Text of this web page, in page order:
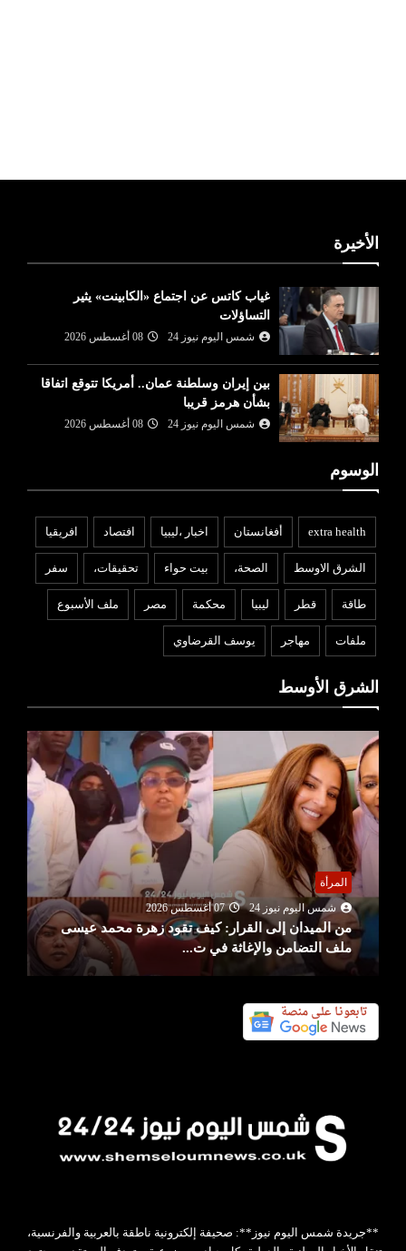
الأخيرة
غياب كاتس عن اجتماع «الكابينت» يثير
التساؤلات
شمس اليوم نيوز 24 08 أغسطس 2026
بين إيران وسلطنة عمان.. أمريكا تتوقع اتفاقا
بشأن هرمز قريبا
شمس اليوم نيوز 24 08 أغسطس 2026
الوسوم
extra health أفغانستان اخبار ،ليبيا افتصاد افريقيا
الشرق الاوسط الصحة، بيت حواء تحقيقات، سفر
طاقة قطر ليبيا محكمة مصر ملف الأسبوع
ملفات مهاجر يوسف القرضاوي
الشرق الأوسط
المرأة
شمس اليوم نيوز 24
07 أغسطس 2026
من الميدان إلى القرار: كيف تقود زهرة محمد عيسى
ملف التضامن والإغاثة في ت...
**جريدة شمس اليوم نيوز**: صحيفة إلكترونية ناطقة بالعربية والفرنسية،